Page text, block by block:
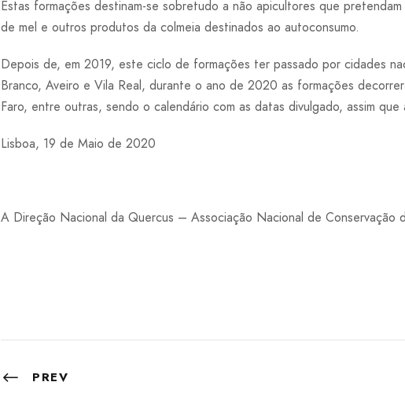
Estas formações destinam-se sobretudo a não apicultores que
de mel e outros produtos da colmeia destinados ao autoconsumo.
Depois de, em 2019, este ciclo de formações ter passado por cidades
Branco, Aveiro e Vila Real, durante o ano de 2020 as formações
Faro, entre outras, sendo o calendário com as datas divulgado, assim
Lisboa, 19 de Maio de 2020
A Direção Nacional da Quercus – Associação Nacional de Conservação
PREV